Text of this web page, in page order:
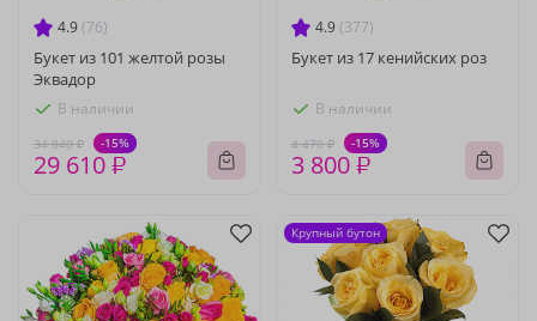
4.9 (76)
Букет из 101 желтой розы
Эквадор
В наличии
34 840 ₽ -15%
29 610 ₽
4.9 (377)
Букет из 17 кенийских роз
В наличии
4 470 ₽ -15%
3 800 ₽
Крупный бутон